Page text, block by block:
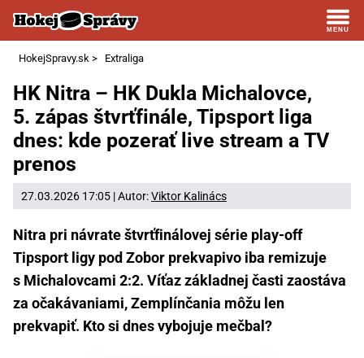
HokejSpravy.sk > Extraliga
HK Nitra – HK Dukla Michalovce,
5. zápas štvrťfinále, Tipsport liga
dnes: kde pozerať live stream a TV
prenos
27.03.2026 17:05 | Autor:Viktor Kalinács
Nitra pri návrate štvrťfinálovej série play-off
Tipsport ligy pod Zobor prekvapivo iba remizuje
s Michalovcami 2:2. Víťaz základnej časti zaostáva
za očakávaniami, Zemplínčania môžu len
prekvapiť. Kto si dnes vybojuje mečbal?